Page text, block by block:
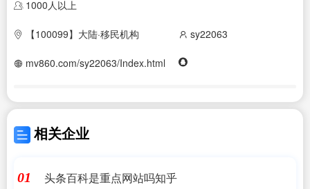
1000人以上
【100099】大陆·移民机构 sy22063
mv860.com/sy22063/Index.html
相关企业
01 头条百科是重点网站吗知乎